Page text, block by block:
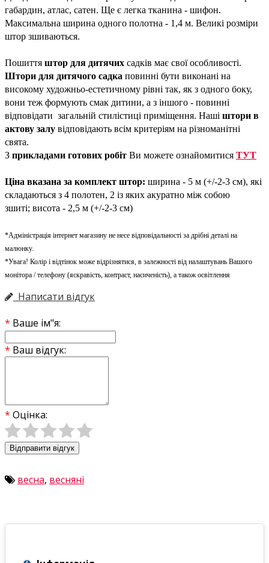
габардин, атлас, сатен. Ще є легка тканина - шифон.
Максимальна ширина одного полотна - 1,4 м. Великі розміри
штор зшиваються.
Пошиття штор для дитячих садків має свої особливості.
Штори для дитячого садка повинні бути виконані на
високому художньо-естетичному рівні так, як з одного боку,
вони теж формують смак дитини, а з іншого - повинні
відповідати загальній стилістиці приміщення. Наші штори в
актову залу відповідають всім критеріям на різноманітні
свята.
З прикладами готових робіт Ви можете ознайомитися ТУТ
Ціна вказана за комплект штор: ширина - 5 м (+/-2-3 см), які
складаються з 4 полотен, 2 із яких акуратно між собою
зшиті; висота - 2,5 м (+/-2-3 см)
*Адміністрація інтернет магазину не несе відповідальності за дрібні деталі на
малюнку.
*Увага! Колір і відтінок може відрізнятися, в залежності від налаштувань Вашого
монітора / телефону (яскравість, контраст, насиченість), а також освітлення
Написати відгук
Ваше ім"я:
Ваш відгук:
Оцінка:
Відправити відгук
весна, весняні